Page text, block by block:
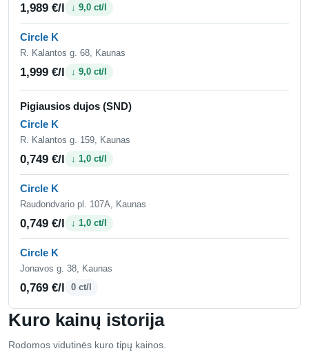
Kuro kainų istorija
Rodomos vidutinės kuro tipų kainos.
1,989 €/l ↓ 9,0 ct/l
Circle K
R. Kalantos g. 68, Kaunas
1,999 €/l ↓ 9,0 ct/l
Pigiausios dujos (SND)
Circle K
R. Kalantos g. 159, Kaunas
0,749 €/l ↓ 1,0 ct/l
Circle K
Raudondvario pl. 107A, Kaunas
0,749 €/l ↓ 1,0 ct/l
Circle K
Jonavos g. 38, Kaunas
0,769 €/l 0 ct/l